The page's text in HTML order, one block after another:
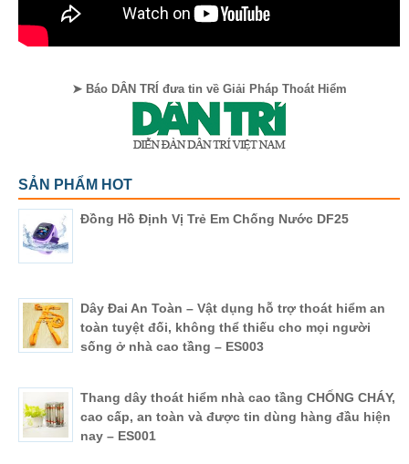
➤ Báo DÂN TRÍ đưa tin về Giải Pháp Thoát Hiểm
SẢN PHẨM HOT
Đồng Hồ Định Vị Trẻ Em Chống Nước DF25
Dây Đai An Toàn – Vật dụng hỗ trợ thoát hiểm an
toàn tuyệt đối, không thể thiếu cho mọi người
sống ở nhà cao tầng – ES003
Thang dây thoát hiểm nhà cao tầng CHỐNG CHÁY,
cao cấp, an toàn và được tin dùng hàng đầu hiện
nay – ES001